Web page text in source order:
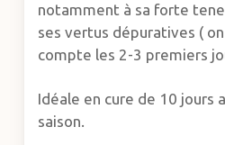
notamment à sa forte
ses vertus dépuratives ( on
compte les 2-3 premiers
Idéale en cure de 10 jours
saison.